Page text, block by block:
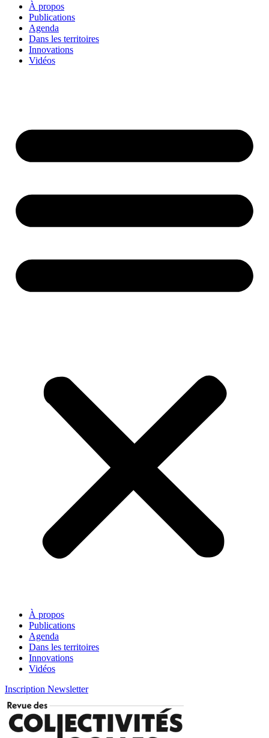
À propos
Publications
Agenda
Dans les territoires
Innovations
Vidéos
À propos
Publications
Agenda
Dans les territoires
Innovations
Vidéos
Inscription Newsletter